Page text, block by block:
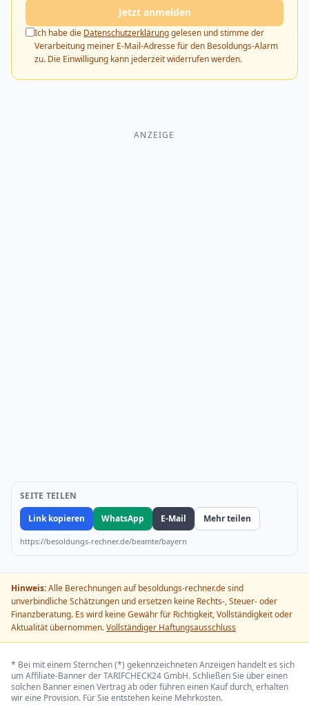
Jetzt anmelden
Ich habe die Datenschutzerklärunggelesen und stimme der
Verarbeitung meiner E-Mail-Adresse für den Besoldungs-Alarm
zu. Die Einwilligung kann jederzeit widerrufen werden.
ANZEIGE
SEITE TEILEN
Link kopieren
WhatsApp E-Mail Mehr teilen
https://besoldungs-rechner.de/beamte/bayern
Hinweis:Alle Berechnungen auf besoldungs-rechner.de sind
unverbindliche Schätzungen und ersetzen keine Rechts-, Steuer- oder
Finanzberatung. Es wird keine Gewähr für Richtigkeit, Vollständigkeit oder
Aktualität übernommen.Vollständiger Haftungsausschluss
* Bei mit einem Sternchen (*) gekennzeichneten Anzeigen handelt es sich
um Affiliate-Banner der TARIFCHECK24 GmbH. Schließen Sie über einen
solchen Banner einen Vertrag ab oder führen einen Kauf durch, erhalten
wir eine Provision. Für Sie entstehen keine Mehrkosten.